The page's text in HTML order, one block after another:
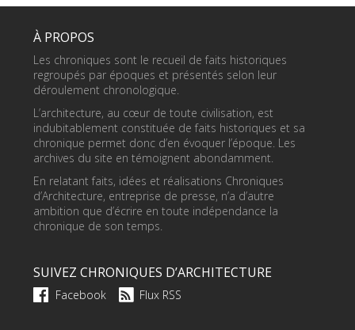
À PROPOS
Les chroniques sont le recueil de faits historiques
regroupés par époques et présentés selon leur
déroulement chronologique.
L’architecture, au cœur de toute civilisation, est
indubitablement constituée de faits historiques et sa
chronique permet donc d’en évoquer l’époque. Les
archives du site en témoignent abondamment.
En relatant faits, idées et réalisations Chroniques
d’Architecture, entreprise de presse, n’a d’autre
ambition que d’écrire en toute indépendance la
chronique de son temps.
SUIVEZ CHRONIQUES D’ARCHITECTURE
Facebook Flux RSS